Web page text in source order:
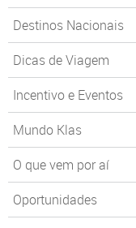
Destinos Nacionais
Dicas de Viagem
Incentivo e Eventos
Mundo Klas
O que vem por aí
Oportunidades